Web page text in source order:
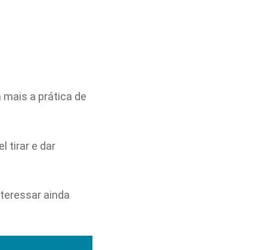
mais a prática de
tirar e dar
ainda